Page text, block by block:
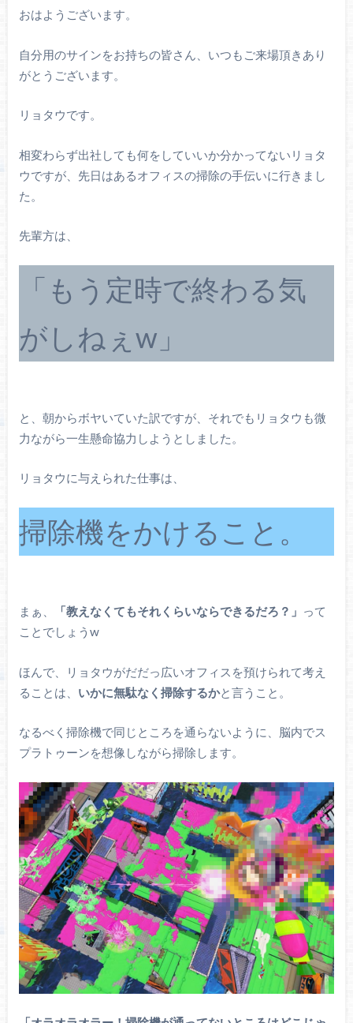
おはようございます。
自分用のサインをお持ちの皆さん、いつもご来場頂きあり
がとうございます。
リョタウです。
相変わらず出社しても何をしていいか分かってないリョタ
ウですが、先日はあるオフィスの掃除の手伝いに行きまし
た。
先輩方は、
「もう定時で終わる気
がしねぇw」
と、朝からボヤいていた訳ですが、それでもリョタウも微
力ながら一生懸命協力しようとしました。
リョタウに与えられた仕事は、
掃除機をかけること。
まぁ、 「教えなくてもそれくらいならできるだろ？」 って
ことでしょうw
ほんで、リョタウがだだっ広いオフィスを預けられて考え
ることは、 いかに無駄なく掃除するかと言うこと。
なるべく掃除機で同じところを通らないように、脳内でス
プラトゥーンを想像しながら掃除します。